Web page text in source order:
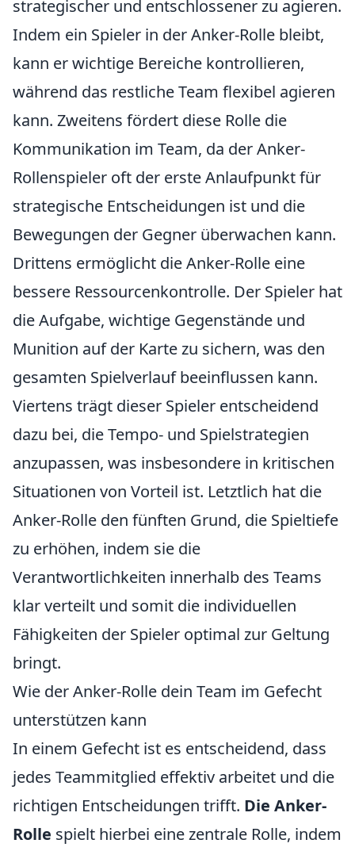
strategischer und entschlossener zu agieren.
Indem ein Spieler in der Anker-Rolle bleibt,
kann er wichtige Bereiche kontrollieren,
während das restliche Team flexibel agieren
kann. Zweitens fördert diese Rolle die
Kommunikation im Team, da der Anker-
Rollenspieler oft der erste Anlaufpunkt für
strategische Entscheidungen ist und die
Bewegungen der Gegner überwachen kann.
Drittens ermöglicht die Anker-Rolle eine
bessere Ressourcenkontrolle. Der Spieler hat
die Aufgabe, wichtige Gegenstände und
Munition auf der Karte zu sichern, was den
gesamten Spielverlauf beeinflussen kann.
Viertens trägt dieser Spieler entscheidend
dazu bei, die Tempo- und Spielstrategien
anzupassen, was insbesondere in kritischen
Situationen von Vorteil ist. Letztlich hat die
Anker-Rolle den fünften Grund, die Spieltiefe
zu erhöhen, indem sie die
Verantwortlichkeiten innerhalb des Teams
klar verteilt und somit die individuellen
Fähigkeiten der Spieler optimal zur Geltung
bringt.
Wie der Anker-Rolle dein Team im Gefecht
unterstützen kann
In einem Gefecht ist es entscheidend, dass
jedes Teammitglied effektiv arbeitet und die
richtigen Entscheidungen trifft. Die Anker-
Rolle spielt hierbei eine zentrale Rolle, indem